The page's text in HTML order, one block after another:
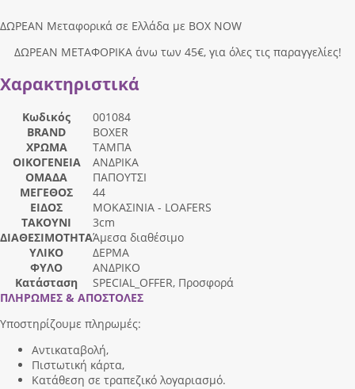
ΔΩΡΕΑΝ Μεταφορικά σε Ελλάδα με BOX NOW
ΔΩΡΕΑΝ ΜΕΤΑΦΟΡΙΚΑ άνω των 45€, για όλες τις παραγγελίες!
Χαρακτηριστικά
Κωδικός
001084
BRAND
BOXER
ΧΡΩΜΑ
ΤΑΜΠΑ
ΟΙΚΟΓΕΝΕΙΑ
ΑΝΔΡΙΚΑ
ΟΜΑΔΑ
ΠΑΠΟΥΤΣΙ
ΜΕΓΕΘΟΣ
44
ΕΙΔΟΣ
ΜΟΚΑΣΙΝΙΑ - LOAFERS
ΤΑΚΟΥΝΙ
3cm
ΔΙΑΘΕΣΙΜΟΤΗΤΑΆμεσα διαθέσιμο
ΥΛΙΚΟ
ΔΕΡΜΑ
ΦΥΛΟ
ΑΝΔΡΙΚΟ
Κατάσταση
SPECIAL_OFFER, Προσφορά
ΠΛΗΡΩΜΕΣ & ΑΠΟΣΤΟΛΕΣ
Υποστηρίζουμε πληρωμές:
Αντικαταβολή,
Πιστωτική κάρτα,
Κατάθεση σε τραπεζικό λογαριασμό.